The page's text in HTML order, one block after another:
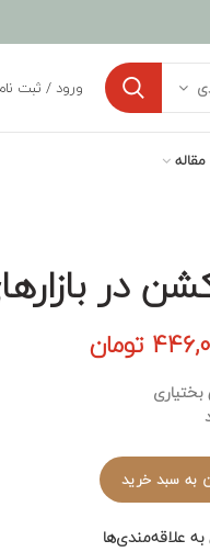
ورود / ثبت
مقاله
در
495,000 تومان
تومانقیمت
به سبد خرید
به علاقه‌مندی‌ها